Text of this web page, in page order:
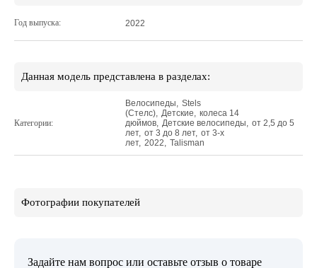
Год выпуска: 2022
Данная модель представлена в разделах:
Категории:
Велосипеды, Stels
(Стелс), Детские, колеса 14
дюймов, Детские велосипеды, от 2,5 до 5
лет, от 3 до 8 лет, от 3-х
лет, 2022, Talisman
Фотографии покупателей
Задайте нам вопрос или оставьте отзыв о товаре